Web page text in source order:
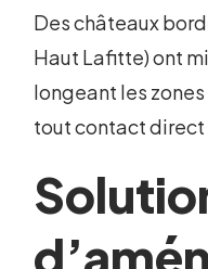
Des châteaux
Haut Lafitte) ont
longeant les
tout contact